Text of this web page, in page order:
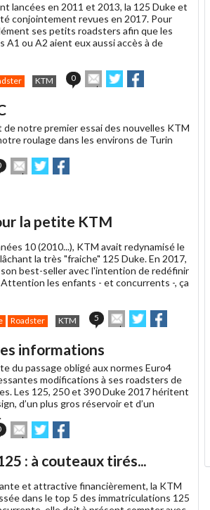
ami
lancées en 2011 et 2013, la 125 Duke et
conjointement revues en 2017. Pour
ses petits roadsters afin que les
ou A2 aient eux aussi accès à de
KTM 0
Envoyer
cet
un
ami
Partager
sur sur
de notre premier essai des nouvelles KTM
roulage dans les environs de Turin
Envoyer
cet
ami
Partager
sur sur
la petite KTM
10 (2010...), KTM avait redynamisé le
la très "fraiche" 125 Duke. En 2017,
best-seller avec l'intention de redéfinir
les enfants - et concurrents -, ça
Roadster KTM 5
Envoyer
cet
un
ami
Partager
sur sur
informations
du passage obligé aux normes Euro4
modifications à ses roadsters de
Les 125, 250 et 390 Duke 2017 héritent
d’un plus gros réservoir et d’un
Envoyer
cet
à
ami
Partager
sur sur
: à couteaux tirés...
et attractive financièrement, la KTM
dans le top 5 des immatriculations 125